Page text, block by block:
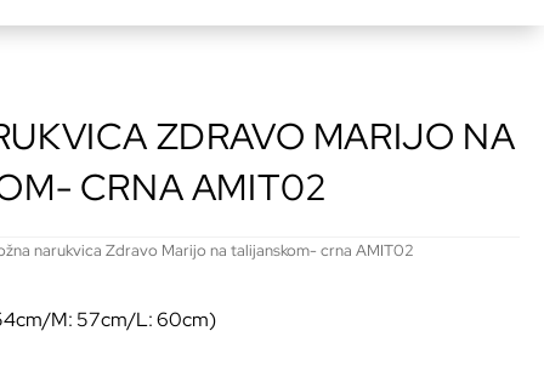
ZDRAVO MARIJO NA
CRNA AMIT02
narukvica Zdravo Marijo na talijanskom- crna AMIT02
M: 57cm/L: 60cm)